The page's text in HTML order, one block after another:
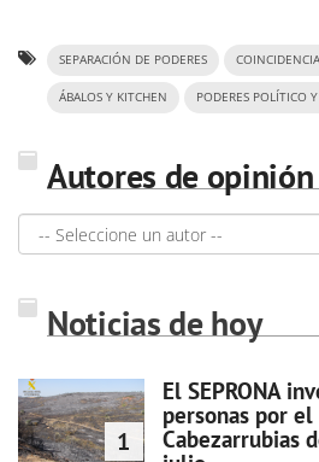
SEPARACIÓN DE PODERES
ÁBALOS Y KITCHEN PODERES POLÍTICO
Autores de opinión
Noticias de hoy
1
El SEPRONA
personas por
Cabezarrubias